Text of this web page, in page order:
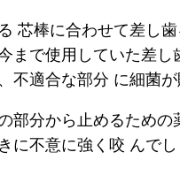
芯棒に合わせて差し歯
まで使用していた差し
不適合な部分 に細菌
部分から止めるための
に不意に強く咬 んで